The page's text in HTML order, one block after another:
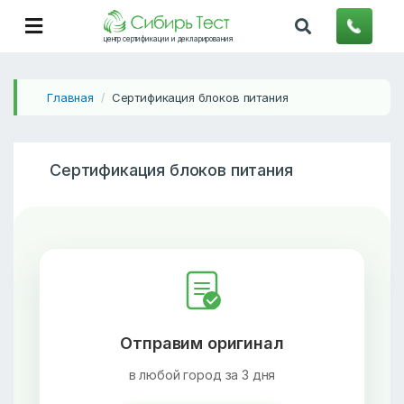
центр сертификации и декларирования
Главная / Сертификация блоков питания
Сертификация блоков питания
Отправим оригинал
в любой город за 3 дня